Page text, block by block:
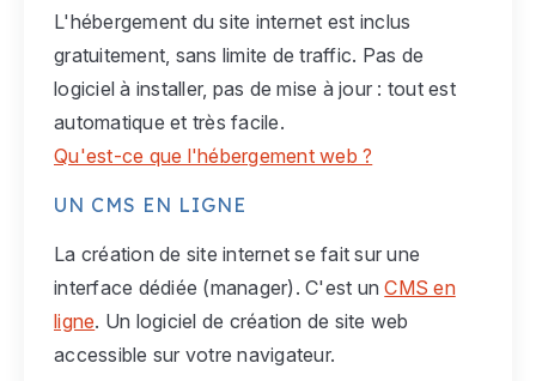
L'hébergement du site internet est inclus
gratuitement, sans limite de traffic. Pas de
logiciel à installer, pas de mise à jour : tout est
automatique et très facile.
Qu'est-ce que l'hébergement web ?
UN CMS EN LIGNE
La création de site internet se fait sur une
interface dédiée (manager). C'est unCMS en
ligne. Un logiciel de création de site web
accessible sur votre navigateur.